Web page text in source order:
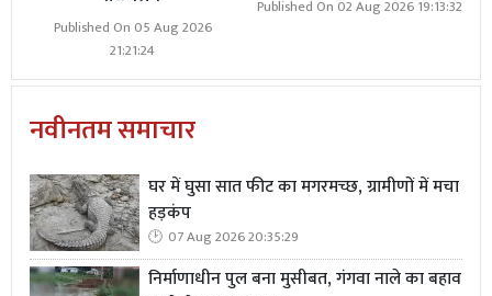
Published On 05 Aug 2026
21:21:24
Published On 02 Aug 2026 19:13:32
नवीनतम समाचार
घर में घुसा सात फीट का मगरमच्छ, ग्रामीणों में मचा
हड़कंप
07 Aug 2026 20:35:29
निर्माणाधीन पुल बना मुसीबत, गंगवा नाले का बहाव